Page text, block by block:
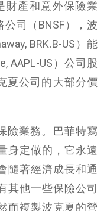
財產和意外保險業
司（BNSF），波
BRK.B-US）能
AAPL-US）公司股
夏公司的大部分價
險業務。巴菲特寫
身定做的，它永遠
隨著經濟成長和通
其他一些保險公司
而複製波克夏的營